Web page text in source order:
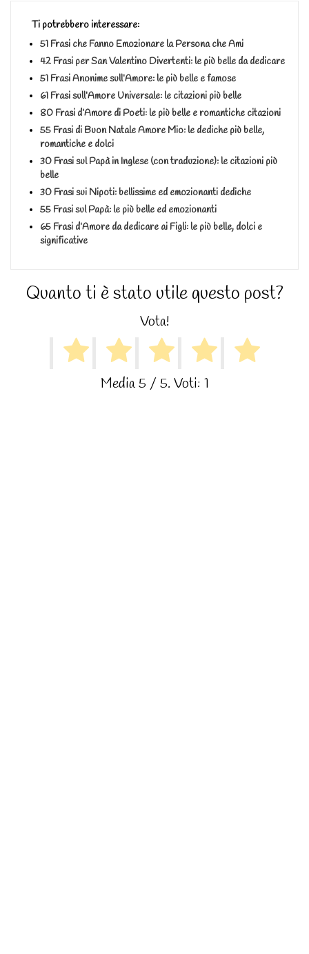
Ti potrebbero interessare:
51 Frasi che Fanno Emozionare la Persona che Ami
42 Frasi per San Valentino Divertenti: le più belle da dedicare
51 Frasi Anonime sull’Amore: le più belle e famose
61 Frasi sull’Amore Universale: le citazioni più belle
80 Frasi d’Amore di Poeti: le più belle e romantiche citazioni
55 Frasi di Buon Natale Amore Mio: le dediche più belle,
romantiche e dolci
30 Frasi sul Papà in Inglese (con traduzione): le citazioni più
belle
30 Frasi sui Nipoti: bellissime ed emozionanti dediche
55 Frasi sul Papà: le più belle ed emozionanti
65 Frasi d’Amore da dedicare ai Figli: le più belle, dolci e
significative
Quanto ti è stato utile questo post?
Vota!
Media5 / 5. Voti: 1